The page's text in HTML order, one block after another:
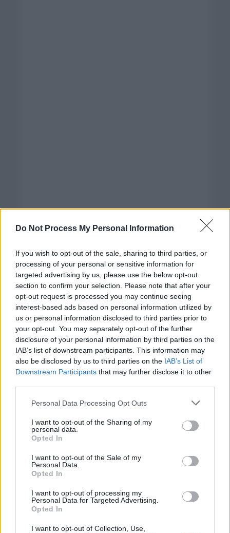
Do Not Process My Personal Information
If you wish to opt-out of the sale, sharing to third parties, or
processing of your personal or sensitive information for
targeted advertising by us, please use the below opt-out
section to confirm your selection. Please note that after your
opt-out request is processed you may continue seeing
interest-based ads based on personal information utilized by
us or personal information disclosed to third parties prior to
your opt-out. You may separately opt-out of the further
disclosure of your personal information by third parties on the
IAB’s list of downstream participants. This information may
also be disclosed by us to third parties on the IAB’s List of
Downstream Participants that may further disclose it to other
Please note that this website/app uses one or more Google
not limited to your visit or usage behaviour. You may click to
grant or deny consent to Google and its third-party tags to
use your data for below specified purposes in below Google
consent section.
Personal Data Processing Opt Outs
I want to opt-out of the Sharing of my
personal data.
Opted In
I want to opt-out of the Sale of my
Personal Data.
Opted In
I want to opt-out of processing my
Personal Data for Targeted Advertising.
Opted In
I want to opt-out of Collection, Use,
Categorías
CLÁSICAS
CRÓNICAS
CURIOSIDADES
ESTADÍSTICAS
GIRO DE ITALIA
GRANDES VUELTAS
NOTICIAS
PREVIAS
TOUR DE FRANCIA
Uncategorized
VUELTA A ESPAÑA